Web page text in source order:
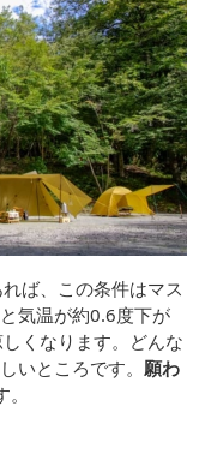
ば、この条件はマス
気温が約0.6度下が
くなります。どんな
いところです。 願わ